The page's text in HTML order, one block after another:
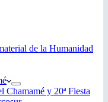
de la Humanidad
Chamamé y 20ª Fiesta